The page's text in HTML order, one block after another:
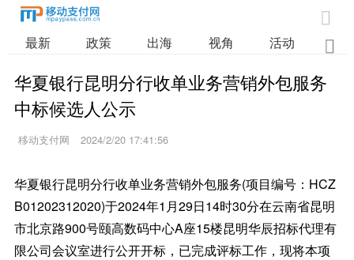

最新 政策 出海 视角 活动 业

华夏银行昆明分行收单业务营销外包服务
中标候选人公示
移动支付网 2024/2/20 17:41:56
华夏银行昆明分行收单业务营销外包服务(项目编号：HCZ
B01202312020)于2024年1月29日14时30分在云南省昆明
市北京路900号颐高数码中心A座15楼昆明华辰招标代理有
限公司会议室进行公开开标，已完成评标工作，现将本项